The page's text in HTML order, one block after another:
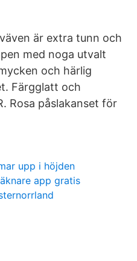
är extra tunn och
med noga utvalt
och härlig
Färgglatt och
Rosa påslakanset för
upp i höjden
app gratis